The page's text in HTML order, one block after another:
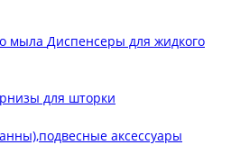
Диспенсеры для жидкого
для шторки